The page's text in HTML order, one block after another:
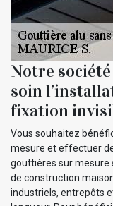
Notre société
soin
fixation
Vous souhaitez
mesure et effectuer
gouttières sur mesure
de construction
industriels, entrepôts